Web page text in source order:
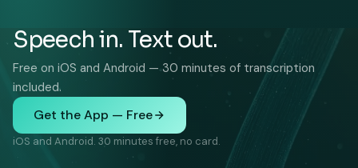
Speech in. Text out.
Free on iOS and Android — 30 minutes of transcription
included.
Get the App — Free
iOS and Android. 30 minutes free, no card.